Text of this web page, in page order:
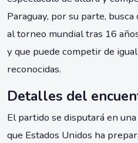
Paraguay, por su parte,
al torneo mundial tras 16
y que puede competir de
reconocidas.
Detalles del
El partido se disputará en
que Estados Unidos ha